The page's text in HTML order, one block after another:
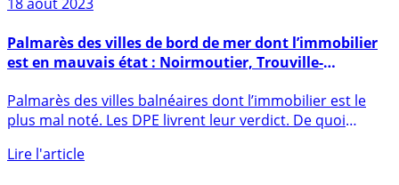
18 août 2023
est en mauvais état : Noirmoutier, Trouville-
Deauville, Ramatuelle
plus mal noté. Les DPE livrent leur verdict. De quoi